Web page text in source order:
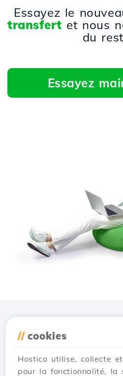
Essayez le
transfert et nous
du
Essayez
// cookies
Hostico utilise, collecte
pour la fonctionnalité, la